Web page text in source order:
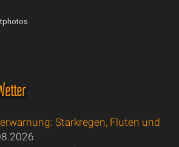
Starkregen, Fluten und